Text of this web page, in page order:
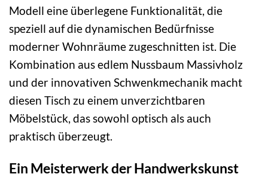
Modell eine überlegene Funktionalität, die
speziell auf die dynamischen Bedürfnisse
moderner Wohnräume zugeschnitten ist. Die
Kombination aus edlem Nussbaum Massivholz
und der innovativen Schwenkmechanik macht
diesen Tisch zu einem unverzichtbaren
Möbelstück, das sowohl optisch als auch
praktisch überzeugt.
Ein Meisterwerk der Handwerkskunst